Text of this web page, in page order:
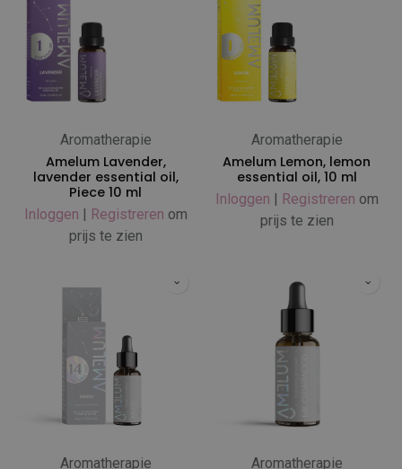
Aromatherapie
Amelum Lavender,
lavender essential oil,
Piece 10 ml
Inloggen | Registreren om
prijs te zien
Aromatherapie
Amelum Lemon, lemon
essential oil, 10 ml
Inloggen | Registreren om
prijs te zien
Aromatherapie Aromatherapie